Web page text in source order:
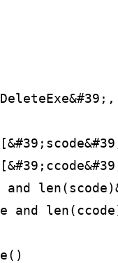
and
and